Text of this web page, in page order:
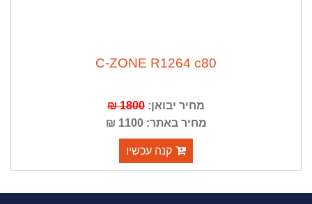
C-ZONE R1264 c80
מחיר יבואן:1800 ₪
מחיר באתר: 1100 ₪
קנה עכשיו